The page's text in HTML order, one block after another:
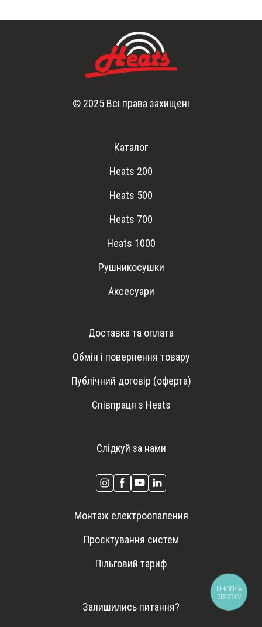
© 2025 Всі права захищені
Каталог
Heats 200
Heats 500
Heats 700
Heats 1000
Рушникосушки
Аксесуари
Доставка та оплата
Обмін і повернення товару
Публічний договір (оферта)
Співпраця з Heats
Слідкуй за нами
Монтаж електроопалення
Проєктування систем
Пільговий тариф
Залишились питання?
КНОПКА
ЗВ'ЯЗКУ